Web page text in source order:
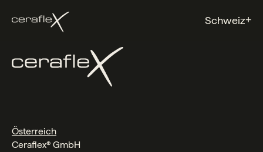
Schweiz+
Österreich
Ceraflex® GmbH